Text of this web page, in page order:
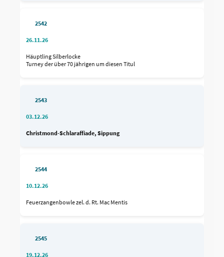
2542
26.11.26
Häuptling Silberlocke
Turney der über 70 jährigen um diesen Titul
2543
03.12.26
Christmond-Schlaraffiade, Sippung
2544
10.12.26
Feuerzangenbowle zel. d. Rt. Mac Mentis
2545
19.12.26